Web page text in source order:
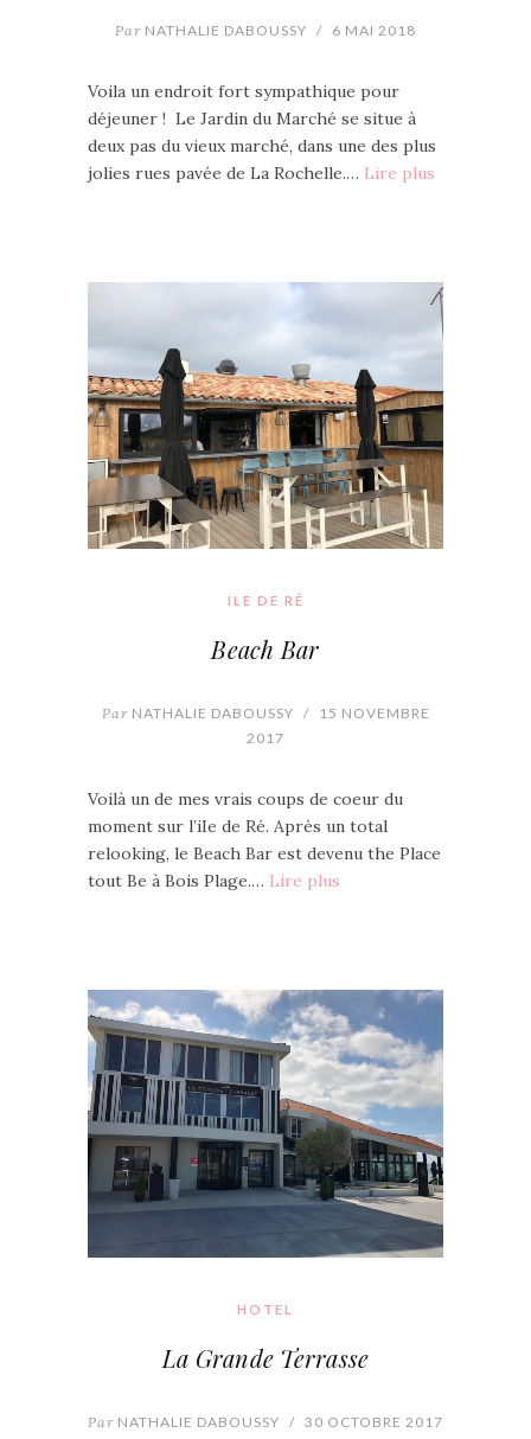
Par NATHALIE DABOUSSY / 6 MAI 2018
Voila un endroit fort sympathique pour
déjeuner ! Le Jardin du Marché se situe à
deux pas du vieux marché, dans une des plus
jolies rues pavée de La Rochelle.… Lire plus
ILE DE RÉ
Beach Bar
ParNATHALIE DABOUSSY /
15 NOVEMBRE
2017
Voilà un de mes vrais coups de coeur du
moment sur l’iIe de Ré. Après un total
relooking, le Beach Bar est devenu the Place
tout Be à Bois Plage.… Lire plus
HOTEL
La Grande Terrasse
Par NATHALIE DABOUSSY / 30 OCTOBRE 2017